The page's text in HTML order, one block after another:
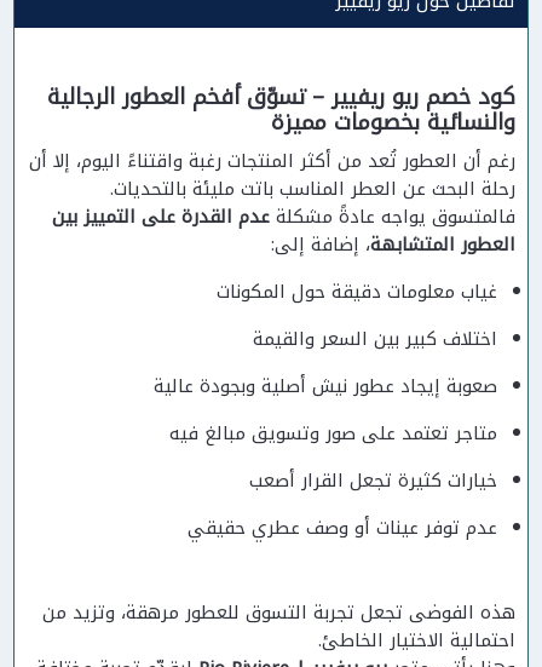
كود خصم ريو ريفيير – تسوّق أفخم العطور الرجالية
والنسائية بخصومات مميزة
رغم أن العطور تُعد من أكثر المنتجات رغبة واقتناءً اليوم، إلا أن
رحلة البحث عن العطر المناسب باتت مليئة بالتحديات.
فالمتسوق يواجه عادةً مشكلةعدم القدرة على التمييز بين
العطور المتشابهة، إضافة إلى:
غياب معلومات دقيقة حول المكونات
اختلاف كبير بين السعر والقيمة
صعوبة إيجاد عطور نيش أصلية وبجودة عالية
متاجر تعتمد على صور وتسويق مبالغ فيه
خيارات كثيرة تجعل القرار أصعب
عدم توفر عينات أو وصف عطري حقيقي
هذه الفوضى تجعل تجربة التسوق للعطور مرهقة، وتزيد من
احتمالية الاختيار الخاطئ.